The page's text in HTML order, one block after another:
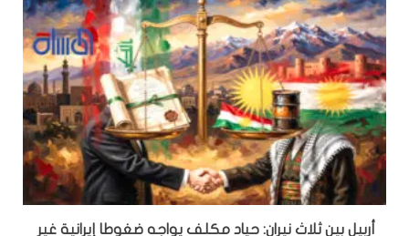
أربيل بين ثلاث نيران: حياد مكلف يواجه ضغوطا إيرانية غير